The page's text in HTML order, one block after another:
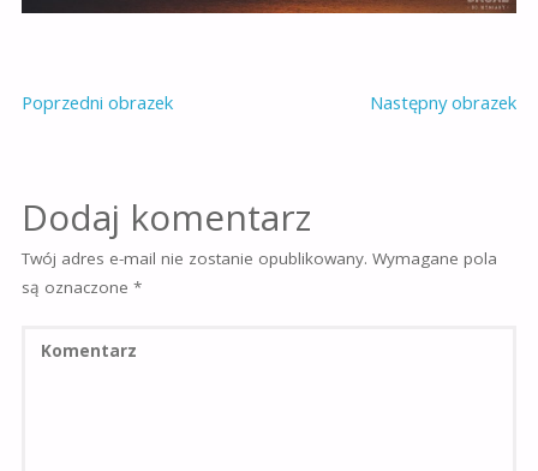
Poprzedni obrazek Następny obrazek
Dodaj komentarz
Twój adres e-mail nie zostanie opublikowany. Wymagane pola
są oznaczone *